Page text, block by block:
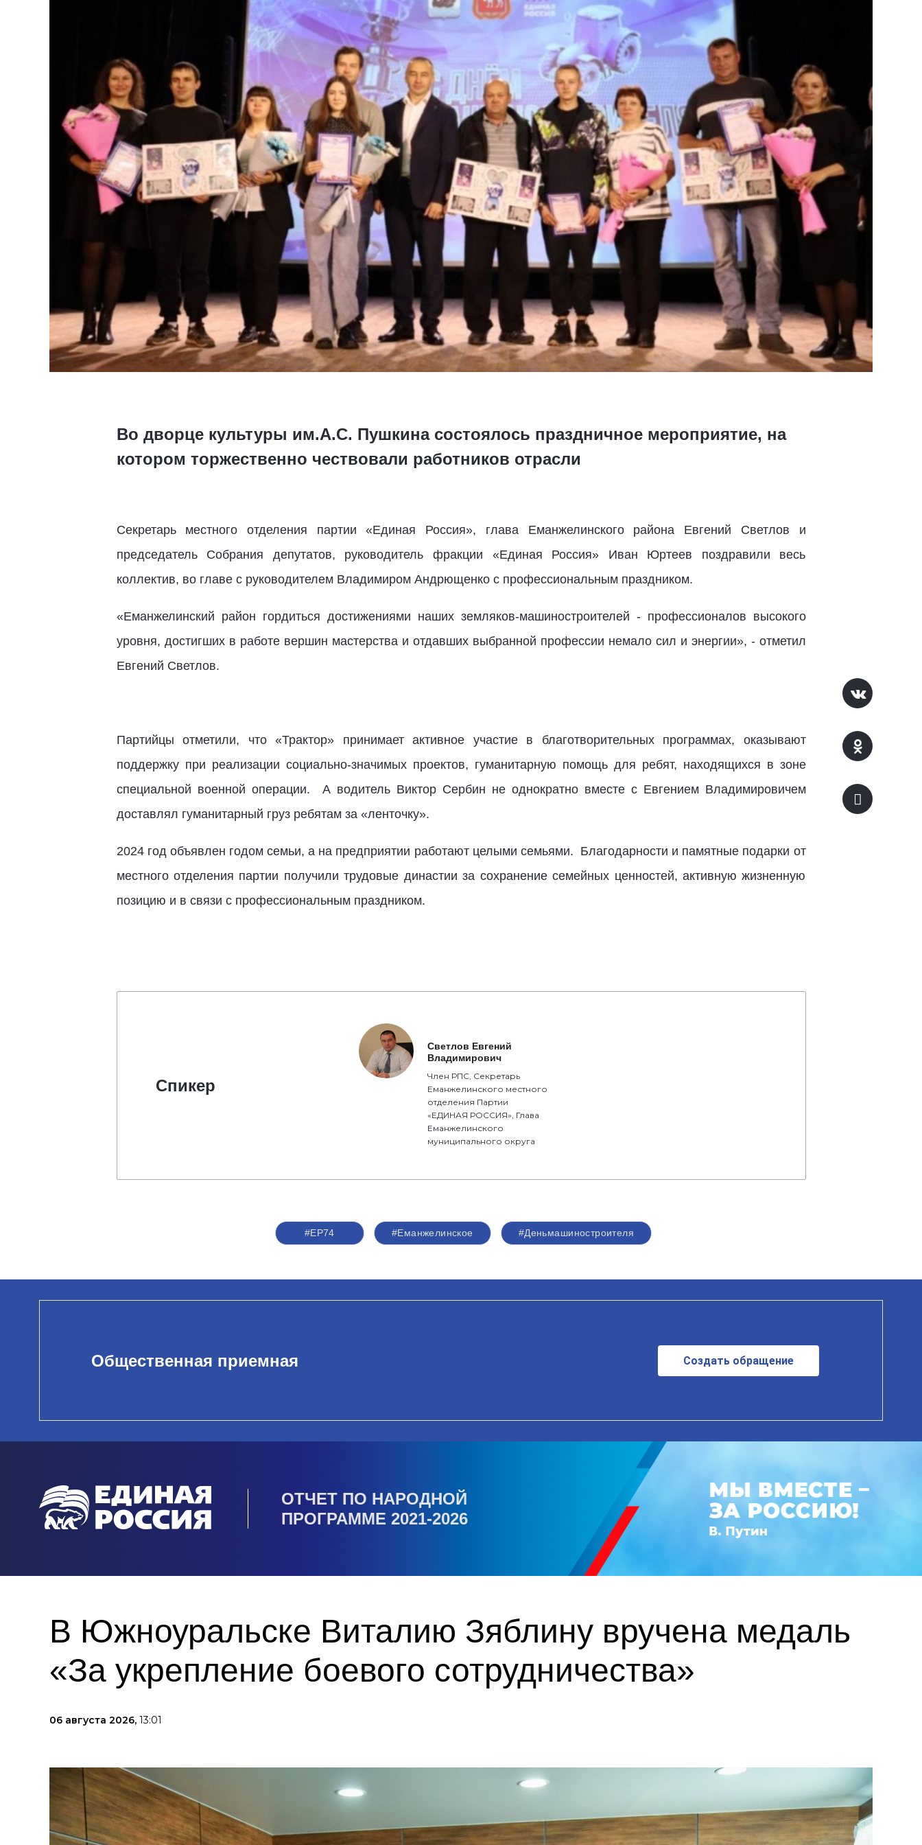
Во дворце культуры им.А.С. Пушкина состоялось праздничное мероприятие, на
котором торжественно чествовали работников отрасли
Секретарь местного отделения партии «Единая Россия», глава Еманжелинского района Евгений Светлов и
председатель Собрания депутатов, руководитель фракции «Единая Россия» Иван Юртеев поздравили весь
коллектив, во главе с руководителем Владимиром Андрющенко с профессиональным праздником.
«Еманжелинский район гордиться достижениями наших земляков-машиностроителей - профессионалов высокого
уровня, достигших в работе вершин мастерства и отдавших выбранной профессии немало сил и энергии», - отметил
Евгений Светлов.
Партийцы отметили, что «Трактор» принимает активное участие в благотворительных программах, оказывают
поддержку при реализации социально-значимых проектов, гуманитарную помощь для ребят, находящихся в зоне
специальной военной операции.
А водитель Виктор Сербин не однократно вместе с Евгением Владимировичем
доставлял гуманитарный груз ребятам за «ленточку».
2024 год объявлен годом семьи, а на предприятии работают целыми семьями. Благодарности и памятные подарки от
местного отделения партии получили трудовые династии за сохранение семейных ценностей, активную жизненную
позицию и в связи с профессиональным праздником.
Спикер
Светлов Евгений
Владимирович
Член РПС, Секретарь
Еманжелинского местного
отделения Партии
«ЕДИНАЯ РОССИЯ», Глава
Еманжелинского
муниципального округа
#ЕР74 #Еманжелинское #Деньмашиностроителя
Общественная приемная Создать обращение
ОТЧЕТ ПО НАРОДНОЙ
ПРОГРАММЕ 2021-2026
В Южноуральске Виталию Зяблину вручена медаль
«За укрепление боевого сотрудничества»
06 августа 2026, 13:01